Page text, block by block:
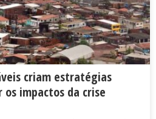
criam estratégias
impactos da crise